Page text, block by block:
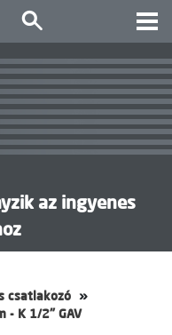
az ingyenes
csatlakozó
- K 1/2" GAV